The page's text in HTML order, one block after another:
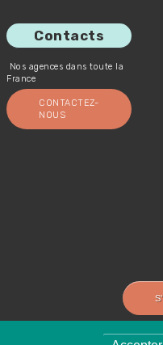
Contacts
Nos agences dans toute la
France
CONTACTEZ-
NOUS